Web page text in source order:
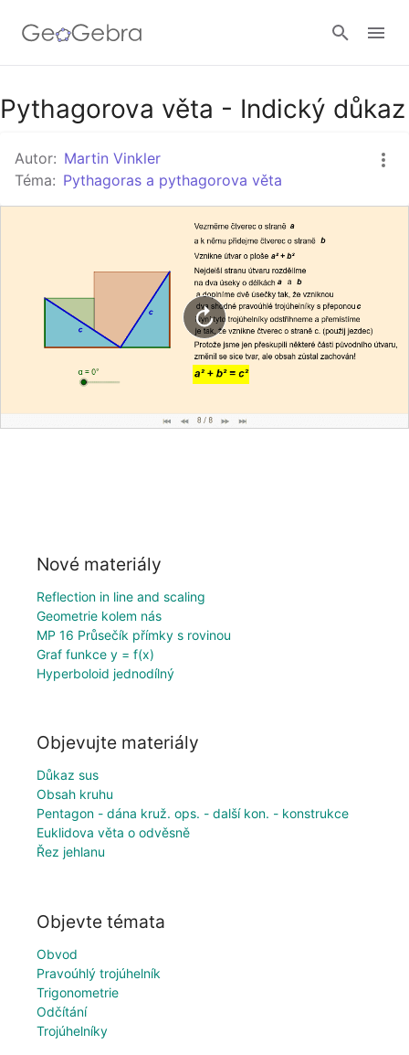
Google Classroom
GeoGebra Třída
Přihlásit
Pythagorova věta - Indický důkaz
Autor: Martin Vinkler
Téma: Pythagoras a pythagorova věta
Nové materiály
Reflection in line and scaling
Geometrie kolem nás
MP 16 Průsečík přímky s rovinou
Graf funkce y = f(x)
Hyperboloid jednodílný
Objevujte materiály
Důkaz sus
Obsah kruhu
Pentagon - dána kruž. ops. - další kon. - konstrukce
Euklidova věta o odvěsně
Řez jehlanu
Objevte témata
Obvod
Pravoúhlý trojúhelník
Trigonometrie
Odčítání
Trojúhelníky